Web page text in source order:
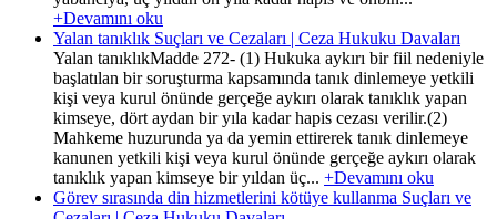
+Devamını oku
Yalan tanıklık Suçları ve Cezaları | Ceza Hukuku Davaları
Yalan tanıklıkMadde 272- (1) Hukuka aykırı bir fiil nedeniyle
başlatılan bir soruşturma kapsamında tanık dinlemeye yetkili
kişi veya kurul önünde gerçeğe aykırı olarak tanıklık yapan
kimseye, dört aydan bir yıla kadar hapis cezası verilir.(2)
Mahkeme huzurunda ya da yemin ettirerek tanık dinlemeye
kanunen yetkili kişi veya kurul önünde gerçeğe aykırı olarak
tanıklık yapan kimseye bir yıldan üç... +Devamını oku
Görev sırasında din hizmetlerini kötüye kullanma Suçları ve